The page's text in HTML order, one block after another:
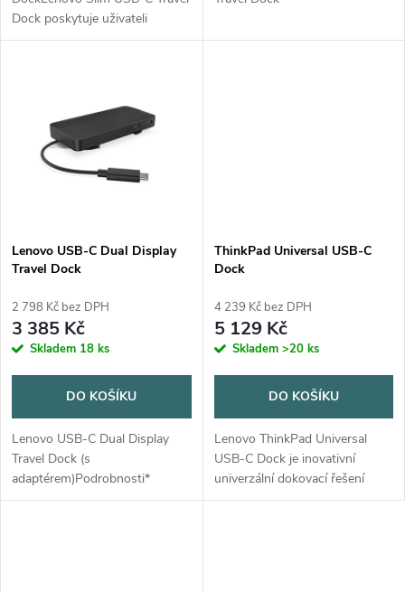
k
k
Dock poskytuje uživateli
zvýšení produktivity tím, že
Lenovo USB-C Dual Display
Travel Dock
2 798 Kč bez DPH
3 385 Kč
Skladem 18 ks
DO KOŠÍKU
Lenovo USB-C Dual Display
Travel Dock (s
adaptérem)Podrobnosti*
Výstupní výkon: 65W* Vstupní
ThinkPad Universal USB-C
Dock
4 239 Kč bez DPH
5 129 Kč
Skladem >20 ks
DO KOŠÍKU
Lenovo ThinkPad Universal
USB-C Dock je inovativní
univerzální dokovací řešení
zajišťující produktivní pracovní